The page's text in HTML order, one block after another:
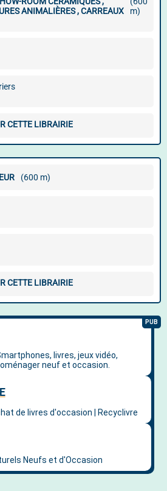
ANIMALIÈRES , CARREAUX
m)
CETTE LIBRAIRIE
(600 m)
CETTE LIBRAIRIE